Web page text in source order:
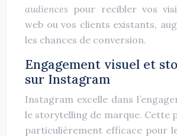
audiences pour recibler vos
web ou vos clients existants,
les chances de conversion.
Engagement visuel et
sur Instagram
Instagram excelle dans
le storytelling de marque. Cette
particulièrement efficace pour